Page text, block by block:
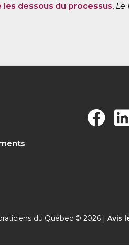
dessous du processus, Le
du Québec © 2026 | Avis